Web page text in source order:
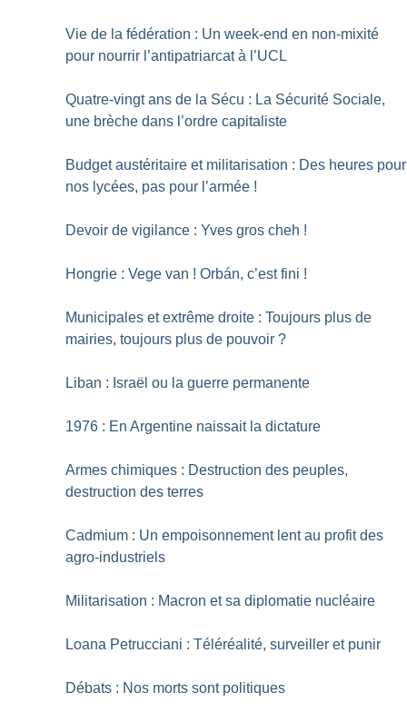
Vie de la fédération : Un week-end en non-mixité
pour nourrir l’antipatriarcat à l’UCL
Quatre-vingt ans de la Sécu : La Sécurité Sociale,
une brèche dans l’ordre capitaliste
Budget austéritaire et militarisation : Des heures pour
nos lycées, pas pour l’armée !
Devoir de vigilance : Yves gros cheh !
Hongrie : Vege van ! Orbán, c’est fini !
Municipales et extrême droite : Toujours plus de
mairies, toujours plus de pouvoir ?
Liban : Israël ou la guerre permanente
1976 : En Argentine naissait la dictature
Armes chimiques : Destruction des peuples,
destruction des terres
Cadmium : Un empoisonnement lent au profit des
agro-industriels
Militarisation : Macron et sa diplomatie nucléaire
Loana Petrucciani : Téléréalité, surveiller et punir
Débats : Nos morts sont politiques